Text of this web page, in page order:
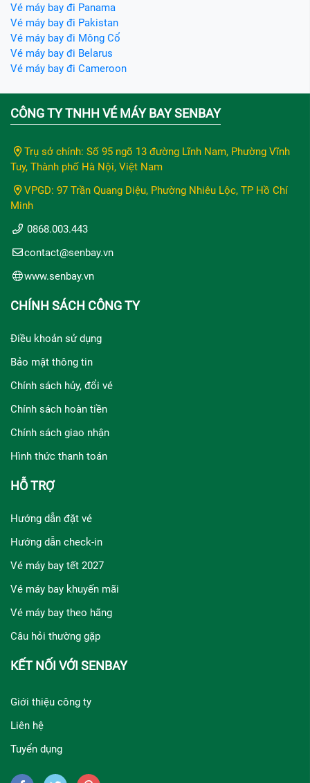
Vé máy bay đi Panama
Vé máy bay đi Pakistan
Vé máy bay đi Mông Cổ
Vé máy bay đi Belarus
Vé máy bay đi Cameroon
CÔNG TY TNHH VÉ MÁY BAY SENBAY
Trụ sở chính: Số 95 ngõ 13 đường Lĩnh Nam, Phường Vĩnh
Tuy, Thành phố Hà Nội, Việt Nam
VPGD: 97 Trần Quang Diệu, Phường Nhiêu Lộc, TP Hồ Chí
Minh
0868.003.443
contact@senbay.vn
www.senbay.vn
CHÍNH SÁCH CÔNG TY
Điều khoản sử dụng
Bảo mật thông tin
Chính sách hủy, đổi vé
Chính sách hoàn tiền
Chính sách giao nhận
Hình thức thanh toán
HỖ TRỢ
Hướng dẫn đặt vé
Hướng dẫn check-in
Vé máy bay tết 2027
Vé máy bay khuyến mãi
Vé máy bay theo hãng
Câu hỏi thường gặp
KẾT NỐI VỚI SENBAY
Giới thiệu công ty
Liên hệ
Tuyển dụng